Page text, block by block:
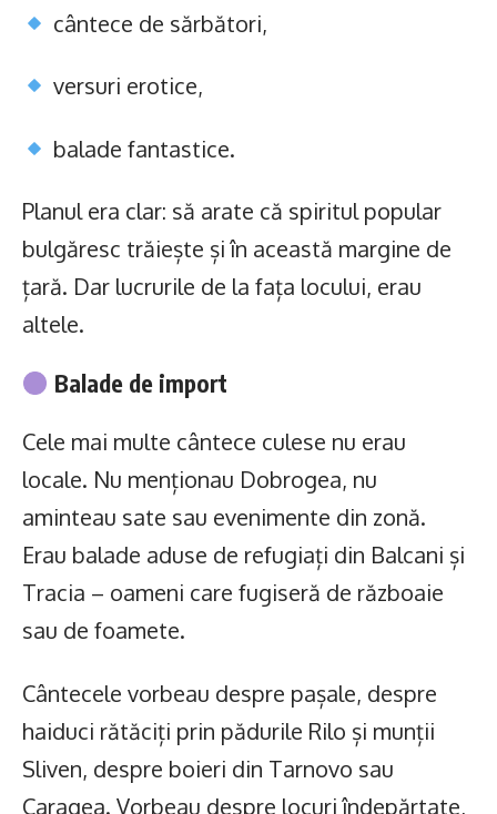
cântece de sărbători,
versuri erotice,
balade fantastice.
Planul era clar: să arate că spiritul popular
bulgăresc trăiește și în această margine de
țară. Dar lucrurile de la fața locului, erau
altele.
Balade de import
Cele mai multe cântece culese nu erau
locale. Nu menționau Dobrogea, nu
aminteau sate sau evenimente din zonă.
Erau balade aduse de refugiați din Balcani și
Tracia – oameni care fugiseră de războaie
sau de foamete.
Cântecele vorbeau despre pașale, despre
haiduci rătăciți prin pădurile Rilo și munții
Sliven, despre boieri din Tarnovo sau
Caragea. Vorbeau despre locuri îndepărtate,